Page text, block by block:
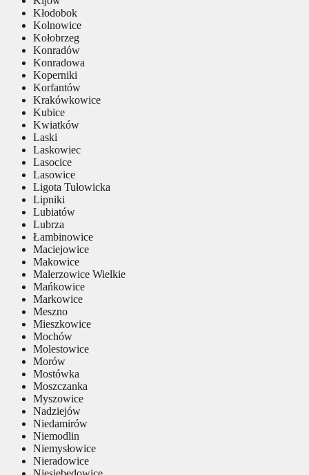
Kłodobok
Kolnowice
Kołobrzeg
Konradów
Konradowa
Koperniki
Korfantów
Krakówkowice
Kubice
Kwiatków
Laski
Laskowiec
Lasocice
Lasowice
Ligota Tułowicka
Lipniki
Lubiatów
Lubrza
Łambinowice
Maciejowice
Makowice
Malerzowice Wielkie
Mańkowice
Markowice
Meszno
Mieszkowice
Mochów
Molestowice
Morów
Mostówka
Moszczanka
Myszowice
Nadziejów
Niedamirów
Niemodlin
Niemysłowice
Nieradowice